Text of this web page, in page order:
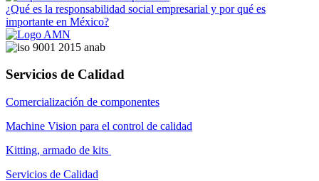
¿Qué es la responsabilidad social empresarial y por qué es
importante en México?
Servicios de Calidad
Comercialización de componentes
Machine Vision para el control de calidad
Kitting, armado de kits
Servicios de Calidad